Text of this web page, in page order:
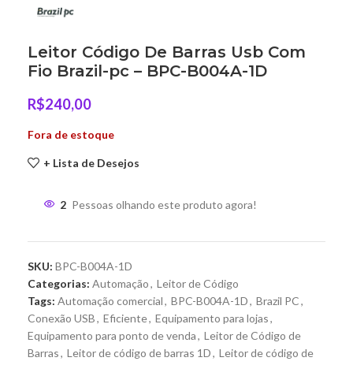
Leitor Código De Barras Usb Com
Fio Brazil-pc – BPC-B004A-1D
R$240,00
Fora de estoque
+ Lista de Desejos
2 Pessoas olhando este produto agora!
SKU: BPC-B004A-1D
Categorias: Automação, Leitor de Código
Tags: Automação comercial, BPC-B004A-1D, Brazil PC,
Conexão USB, Eficiente, Equipamento para lojas,
Equipamento para ponto de venda, Leitor de Código de
Barras, Leitor de código de barras 1D, Leitor de código de